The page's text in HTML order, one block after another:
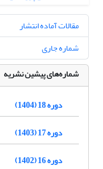
مقالات آماده انتشار
شماره جاری
شماره‌های پیشین نشریه
دوره 18 (1404)
دوره 17 (1403)
دوره 16 (1402)